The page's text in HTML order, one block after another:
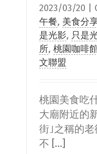
2023/03/20
午餐, 美食分
是光影, 只是
所, 桃園咖啡
文聯盟
桃園美食吃
大廟附近的
街｣之稱的
不 [...]